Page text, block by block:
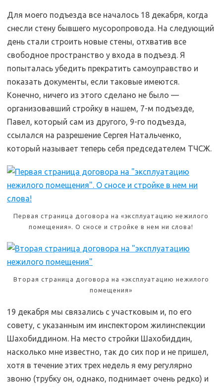
Для моего подъезда все началось 18 декабря, когда
снесли стену бывшего мусоропровода. На следующий
день стали строить новые стены, отхватив все
свободное пространство у входа в подъезд. Я
попыталась убедить прекратить самоуправство и
показать документы, если таковые имеются.
Конечно, ничего из этого сделано не было —
организовавший стройку в нашем, 7-м подъезде,
Павел, который сам из другого, 9-го подъезда,
ссылался на разрешение Сергея Натальченко,
который называет теперь себя председателем ТЧСЖ.
Первая страница договора на «эксплуатацию нежилого
помещения». О сносе и стройке в нем ни слова!
Вторая страница договора на «эксплуатацию нежилого
помещения»
19 декабря мы связались с участковым и, по его
совету, с указанным им инспектором жилинспекции
Шахобиддином. На место стройки Шахобиддин,
насколько мне известно, так до сих пор и не пришел,
хотя в течение этих трех недель я ему регулярно
звоню (трубку он, однако, поднимает очень редко) и